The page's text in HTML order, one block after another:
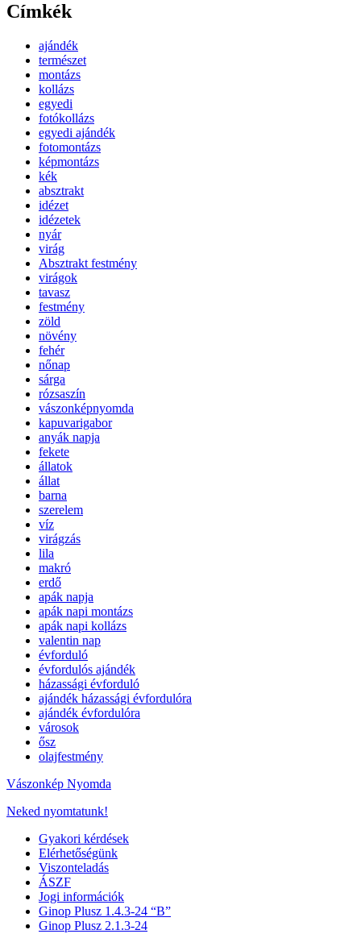
Címkék
ajándék
természet
montázs
kollázs
egyedi
fotókollázs
egyedi ajándék
fotomontázs
képmontázs
kék
absztrakt
idézet
idézetek
nyár
virág
Absztrakt festmény
virágok
tavasz
festmény
zöld
növény
fehér
nőnap
sárga
rózsaszín
vászonképnyomda
kapuvarigabor
anyák napja
fekete
állatok
állat
barna
szerelem
víz
virágzás
lila
makró
erdő
apák napja
apák napi montázs
apák napi kollázs
valentin nap
évforduló
évfordulós ajándék
házassági évforduló
ajándék házassági évfordulóra
ajándék évfordulóra
városok
ősz
olajfestmény
Vászonkép Nyomda
Neked nyomtatunk!
Gyakori kérdések
Elérhetőségünk
Viszonteladás
ÁSZF
Jogi információk
Ginop Plusz 1.4.3-24 “B”
Ginop Plusz 2.1.3-24